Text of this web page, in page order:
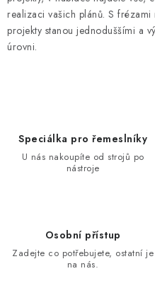
realizaci vašich plánů. S
projekty stanou jednoduššími a
úrovni.
Speciálka pro řemeslníky
U nás nakoupíte od strojů po
nástroje
Osobní přístup
Zadejte co potřebujete, ostatní je
na nás.